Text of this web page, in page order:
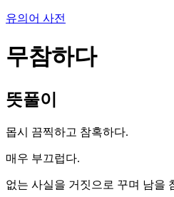
유의어 사전
무참하다
뜻풀이
몹시 끔찍하고 참혹하다.
매우 부끄럽다.
없는 사실을 거짓으로 꾸며 남을